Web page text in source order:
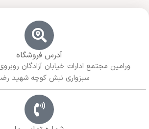
آدرس فروشگاه
ورامین مجتمع ادارات خیابان آزادگان
سبزواری نبش کوچه شهید